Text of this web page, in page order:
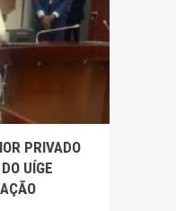
PRIVADO
UÍGE